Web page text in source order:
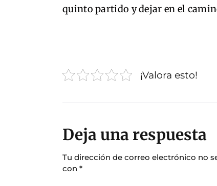
quinto partido y dejar en el
¡Valora esto!
Deja una respuesta
Tu dirección de correo electrónico no
con *